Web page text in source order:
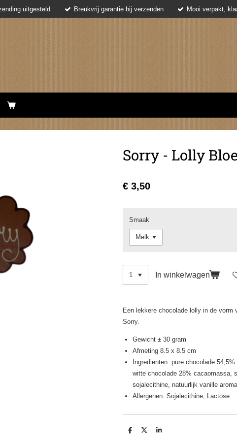
uitgesteld Breukvrij garantie bij verzenden Mooi verpakt,
Sorry - Lolly
€ 3,50
Smaak
In winkelwagen
Een lekkere chocolade lolly in de vorm
Sorry.
Gewicht ± 30 gram
Afmeting 8.5 x 8.5 cm
Ingrediënten: pure chocolade
witte chocolade 28% cacaomassa,
sojalecithine, natuurlijk vanille aroma.
Allergenen: Sojalecithine, Lactose
D
D
S